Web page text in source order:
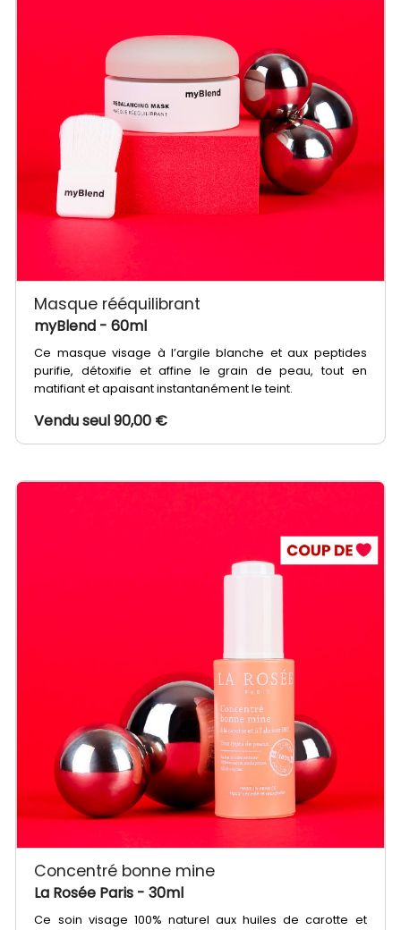
Masque rééquilibrant
myBlend - 60ml
Ce masque visage à l’argile blanche et aux peptides
purifie, détoxifie et affine le grain de peau, tout en
matifiant et apaisant instantanément le teint.
Vendu seul 90,00 €
Concentré bonne mine
La Rosée Paris - 30ml
Ce soin visage 100% naturel aux huiles de carotte et